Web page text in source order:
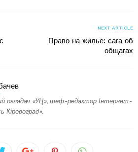
NEXT ARTICLE
Право на жилье: сага об
общагах
оглядач «УЦ», шеф-редактор Інтернет-
Кіровоград».